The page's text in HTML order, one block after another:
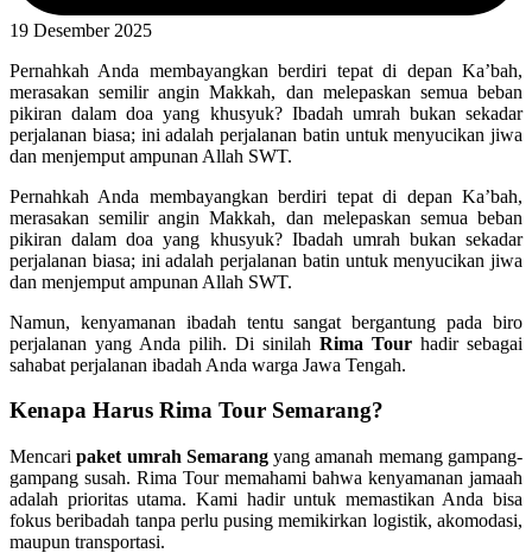
19 Desember 2025
Pernahkah Anda membayangkan berdiri tepat di depan Ka’bah,
merasakan semilir angin Makkah, dan melepaskan semua beban
pikiran dalam doa yang khusyuk? Ibadah umrah bukan sekadar
perjalanan biasa; ini adalah perjalanan batin untuk menyucikan jiwa
dan menjemput ampunan Allah SWT.
Pernahkah Anda membayangkan berdiri tepat di depan Ka’bah,
merasakan semilir angin Makkah, dan melepaskan semua beban
pikiran dalam doa yang khusyuk? Ibadah umrah bukan sekadar
perjalanan biasa; ini adalah perjalanan batin untuk menyucikan jiwa
dan menjemput ampunan Allah SWT.
Namun, kenyamanan ibadah tentu sangat bergantung pada biro
perjalanan yang Anda pilih. Di sinilah Rima Tour hadir sebagai
sahabat perjalanan ibadah Anda warga Jawa Tengah.
Kenapa Harus Rima Tour Semarang?
Mencaripaket umrah Semarangyang amanah memang gampang-
gampang susah. Rima Tour memahami bahwa kenyamanan jamaah
adalah prioritas utama. Kami hadir untuk memastikan Anda bisa
fokus beribadah tanpa perlu pusing memikirkan logistik, akomodasi,
maupun transportasi.